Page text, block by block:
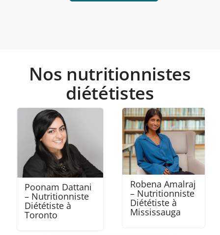
Nos nutritionnistes
diététistes
Poonam Dattani
– Nutritionniste
Diététiste à
Toronto
Robena Amalraj
– Nutritionniste
Diététiste à
Mississauga